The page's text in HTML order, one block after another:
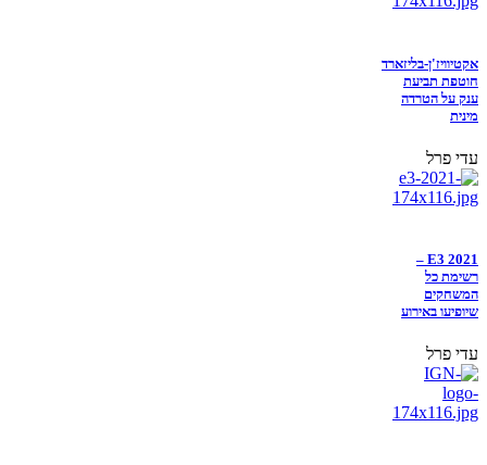
אקטיוויז'ן-בליזארד
חוטפת תביעת
ענק על הטרדה
מינית
עדי פרל
E3 2021 –
רשימת כל
המשחקים
שיופיעו באירוע
עדי פרל